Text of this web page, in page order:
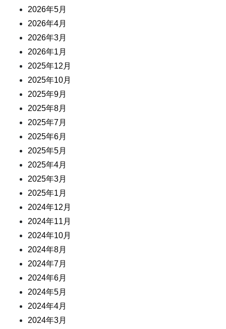
2026年5月
2026年4月
2026年3月
2026年1月
2025年12月
2025年10月
2025年9月
2025年8月
2025年7月
2025年6月
2025年5月
2025年4月
2025年3月
2025年1月
2024年12月
2024年11月
2024年10月
2024年8月
2024年7月
2024年6月
2024年5月
2024年4月
2024年3月